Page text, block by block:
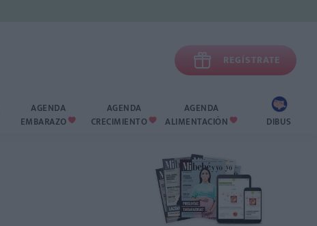
 REGÍSTRATE
AGENDA
EMBARAZO 
AGENDA
CRECIMIENTO 
AGENDA
ALIMENTACIÓN  DIBUS